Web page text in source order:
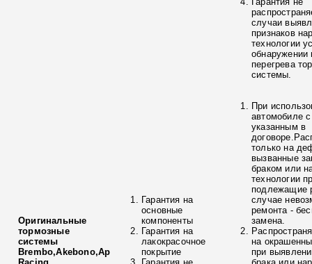
случаи
признаков
технологии
обнаружении
перегрева
системы.
Оригинальные
тормозные
системы
Brembo,Akebono,Ap
Гарантия на
основные
компоненты
Гарантия на
лакокрасочное
покрытие
При
автомобиле
указанным в
только на
вызванные
браком или
технологии
подлежащие
случае
ремонта -
замена.
на
при